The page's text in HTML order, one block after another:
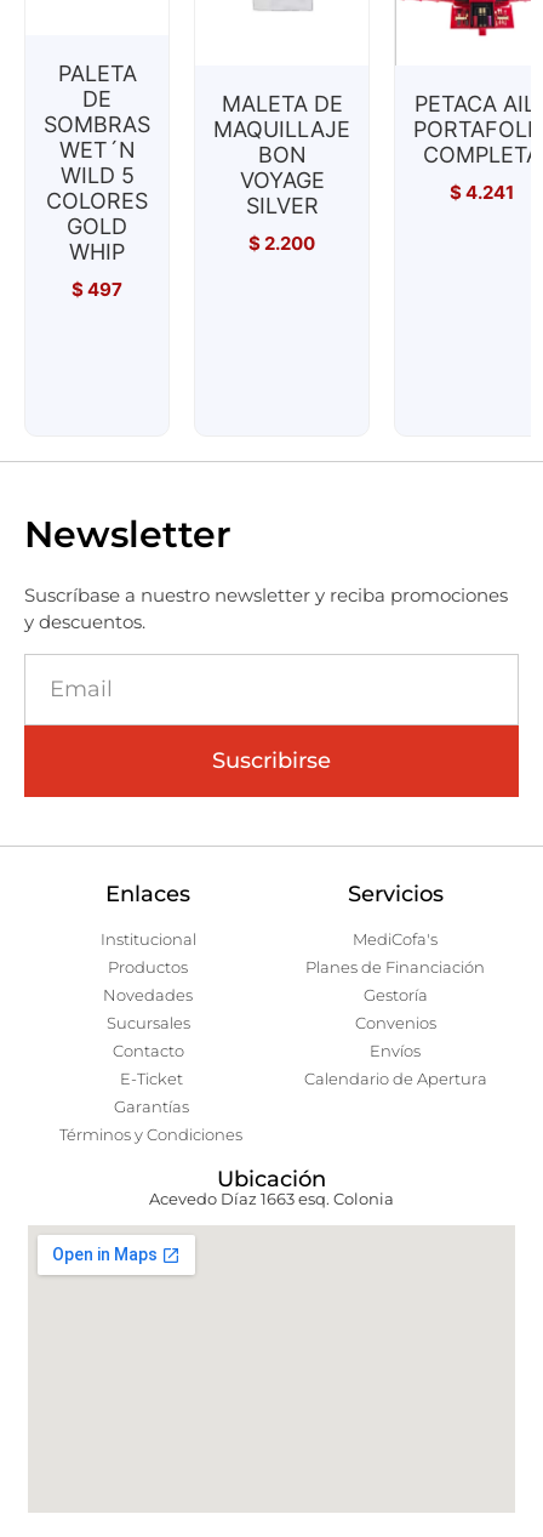
PALETA
DE
SOMBRAS
WET´N
WILD 5
COLORES
GOLD
WHIP
$497
MALETA DE
MAQUILLAJE
BON
VOYAGE
SILVER
$2.200
PETACA
COMPLETA
$4.241
Newsletter
Suscríbase a nuestro newsletter y reciba promociones
y descuentos.
Suscribirse
Enlaces
Institucional
Productos
Novedades
Sucursales
Contacto
E-Ticket
Garantías
Términos y Condiciones
Servicios
MediCofa's
Planes de Financiación
Gestoría
Convenios
Envíos
Calendario de Apertura
Ubicación
Acevedo Díaz 1663 esq. Colonia